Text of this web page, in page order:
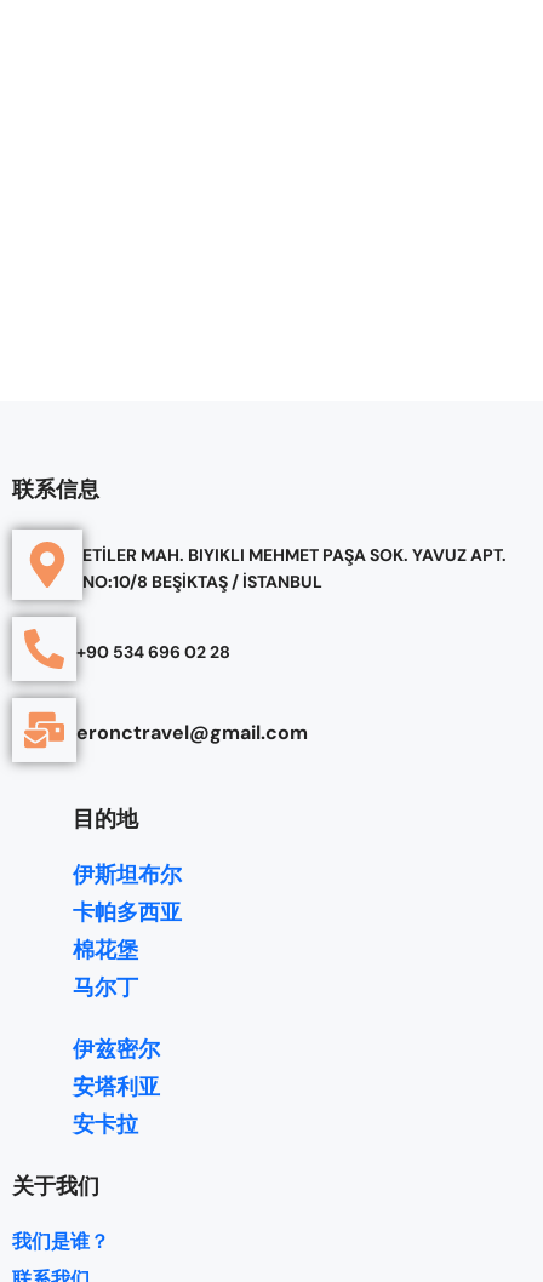
联系信息
ETİLER MAH. BIYIKLI MEHMET PAŞA SOK. YAVUZ APT.
NO:10/8 BEŞİKTAŞ / İSTANBUL
+90 534 696 02 28
eronctravel@gmail.com
目的地
伊斯坦布尔
卡帕多西亚
棉花堡
马尔丁
伊兹密尔
安塔利亚
安卡拉
关于我们
我们是谁？